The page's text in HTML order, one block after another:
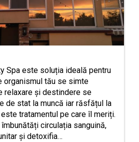
Spa este soluția ideală pentru
organismul tău se simte
relaxare și destindere se
de stat la muncă iar răsfățul la
tratamentul pe care îl meriți.
circulația sanguină,
și detoxifia…